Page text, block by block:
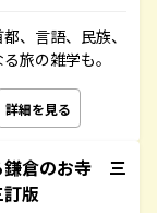
、言語、民族、
旅の雑学も。
詳細を見る
鎌倉のお寺 三
版